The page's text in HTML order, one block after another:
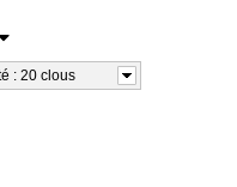
: 20 clous